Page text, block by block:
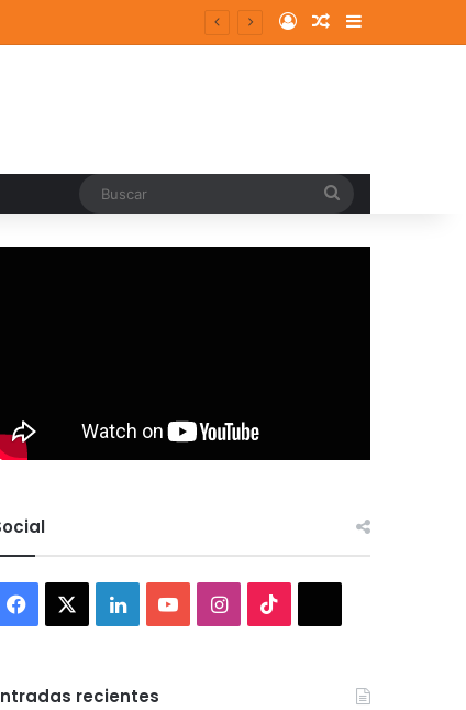
Log InRandom Article
Sidebar
Facebook LinkedInYouTubeInstagram
recientes